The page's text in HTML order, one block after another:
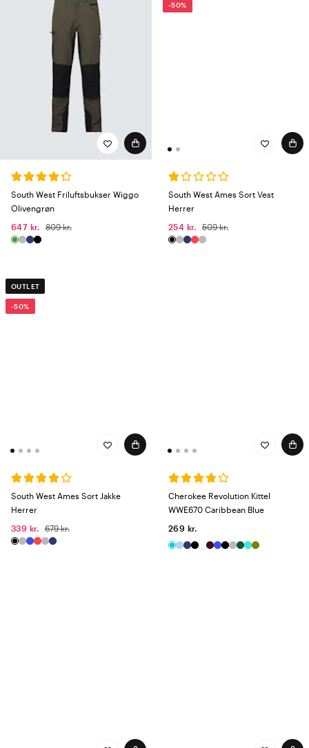
South West Friluftsbukser Wiggo
Olivengrøn
647 kr.
809 kr.
-50%
South West Ames Sort Vest
Herrer
254 kr.
509 kr.
OUTLET
-50%
South West Ames Sort Jakke
Herrer
339 kr.
679 kr.
Cherokee Revolution Kittel
WWE670 Caribbean Blue
269 kr.